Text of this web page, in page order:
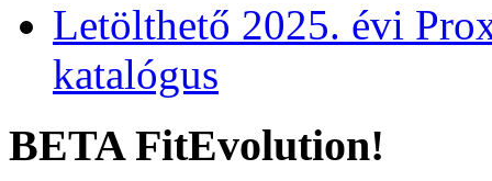
Letölthető 2025. évi
katalógus
BETA FitEvolution!